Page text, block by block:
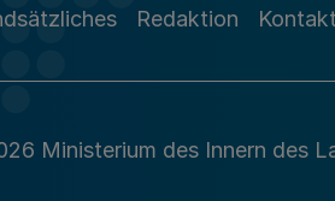
Redaktion Kontakt
Ministerium des Innern des